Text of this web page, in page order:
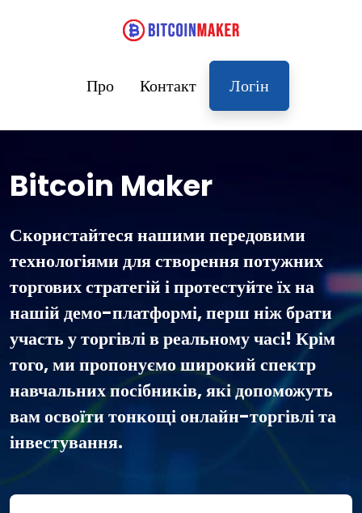
Про Контакт Логін
Bitcoin Maker
Скористайтеся нашими передовими
технологіями для створення потужних
торгових стратегій і протестуйте їх на
нашій демо-платформі, перш ніж брати
участь у торгівлі в реальному часі! Крім
того, ми пропонуємо широкий спектр
навчальних посібників, які допоможуть
вам освоїти тонкощі онлайн-торгівлі та
інвестування.